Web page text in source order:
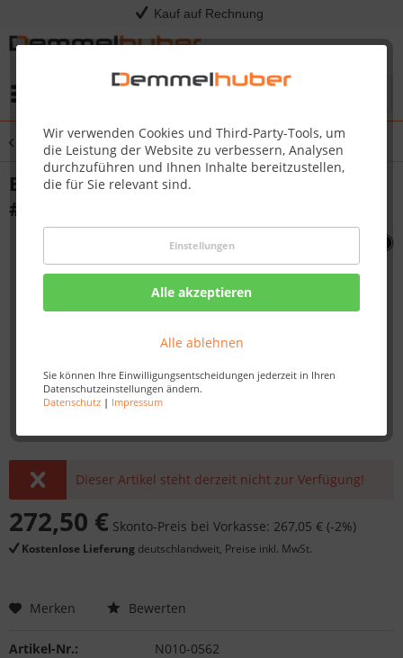
Kauf auf Rechnung
Wir verwenden Cookies und Third-Party-Tools, um
die Leistung der Website zu verbessern, Analysen
durchzuführen und Ihnen Inhalte bereitzustellen,
die für Sie relevant sind.
Einstellungen
Alle akzeptieren
Alle ablehnen
Sie können Ihre Einwilligungsentscheidungen jederzeit in Ihren
Datenschutzeinstellungen ändern.
Datenschutz| Impressum
Übersicht Sonstige Ersatzteile
BASE FRONT PANEL ASSEMBLY PRO605C
#N010-0562
Dieser Artikel steht derzeit nicht zur Verfügung!
272,50 € Skonto-Preis bei Vorkasse: 267,05 € (-2%)
Kostenlose Lieferung deutschlandweit, Preise inkl. MwSt.
Merken Bewerten
Artikel-Nr.:
N010-0562